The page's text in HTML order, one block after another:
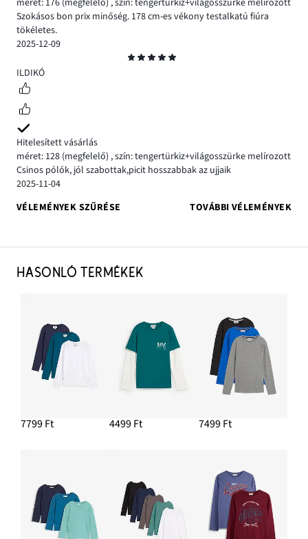
méret: 176 (megfelelő) ,szín: tengertürkiz+világosszürke melírozott
Szokásos bon prix minőség. 178 cm-es vékony testalkatú fiúra
tökéletes.
2025-12-09
5
ILDIKÓ
Hitelesített vásárlás
méret: 128 (megfelelő) ,szín: tengertürkiz+világosszürke melírozott
Csinos pólók, jól szabottak,picit hosszabbak az ujjaik
2025-11-04
VÉLEMÉNYEK SZŰRÉSE
TOVÁBBI VÉLEMÉNYEK
HASONLÓ TERMÉKEK
7799 Ft 4499 Ft 7499 Ft